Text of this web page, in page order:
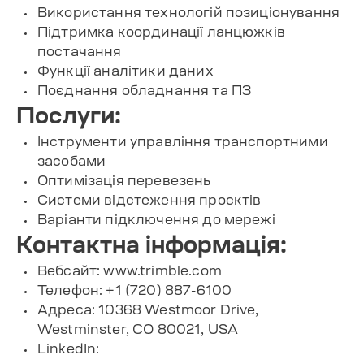
Використання технологій позиціонування
Підтримка координації ланцюжків
постачання
Функції аналітики даних
Поєднання обладнання та ПЗ
Послуги:
Інструменти управління транспортними
засобами
Оптимізація перевезень
Системи відстеження проєктів
Варіанти підключення до мережі
Контактна інформація:
Вебсайт: www.trimble.com
Телефон: +1 (720) 887-6100
Адреса: 10368 Westmoor Drive,
Westminster, CO 80021, USA
LinkedIn: